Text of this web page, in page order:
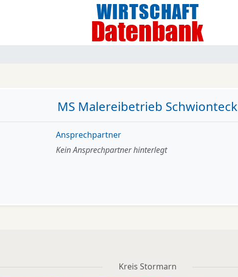
MS Malereibetrieb Schwionteck
Ansprechpartner
Kein Ansprechpartner hinterlegt
Kreis Stormarn